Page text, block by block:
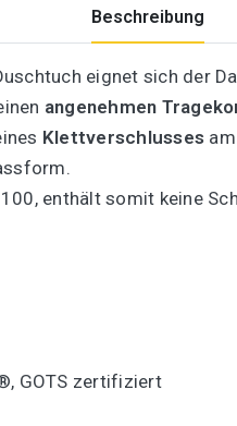
Beschreibung
eignet sich der
angenehmen
Klettverschlusses
enthält somit keine
GOTS zertifiziert